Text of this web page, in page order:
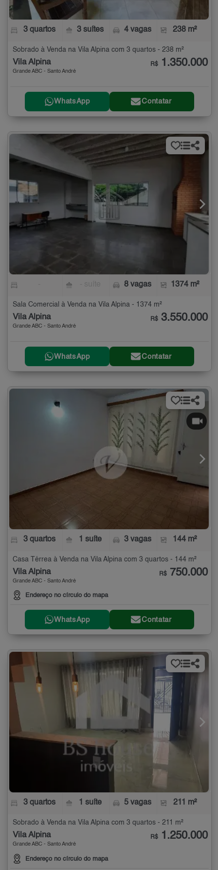
3 quartos 3 suítes 4 vagas 238 m²
Sobrado à Venda na Vila Alpina com 3 quartos - 238 m²
Vila Alpina
Grande ABC - Santo André
R$ 1.350.000
WhatsApp Contatar
8 vagas 1374 m²
Sala Comercial à Venda na Vila Alpina - 1374 m²
Vila Alpina
Grande ABC - Santo André
R$ 3.550.000
WhatsApp Contatar
3 quartos 1 suíte 3 vagas 144 m²
Casa Térrea à Venda na Vila Alpina com 3 quartos - 144 m²
Vila Alpina
Grande ABC - Santo André
Endereço no círculo do mapa
R$ 750.000
WhatsApp Contatar
3 quartos 1 suíte 5 vagas 211 m²
Sobrado à Venda na Vila Alpina com 3 quartos - 211 m²
Vila Alpina
Grande ABC - Santo André
Endereço no círculo do mapa
R$ 1.250.000